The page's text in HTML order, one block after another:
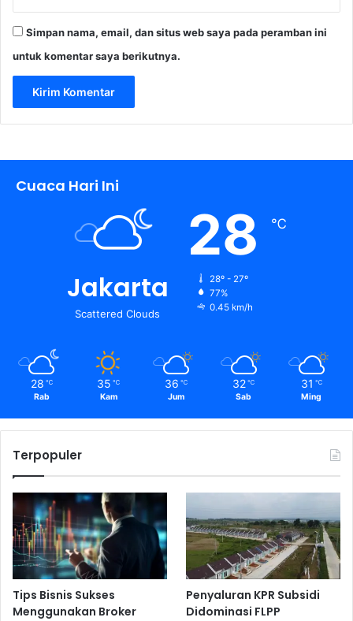
Simpan nama, email, dan situs web saya pada peramban ini
untuk komentar saya berikutnya.
Cuaca Hari Ini
Jakarta
Scattered Clouds
28 ℃
28º - 27º
77%
0.45 km/h
28 ℃
Rab
35 ℃
Kam
36 ℃
Jum
32 ℃
Sab
31 ℃
Ming
Terpopuler
Tips Bisnis Sukses
Menggunakan Broker
Penyaluran KPR Subsidi
Didominasi FLPP